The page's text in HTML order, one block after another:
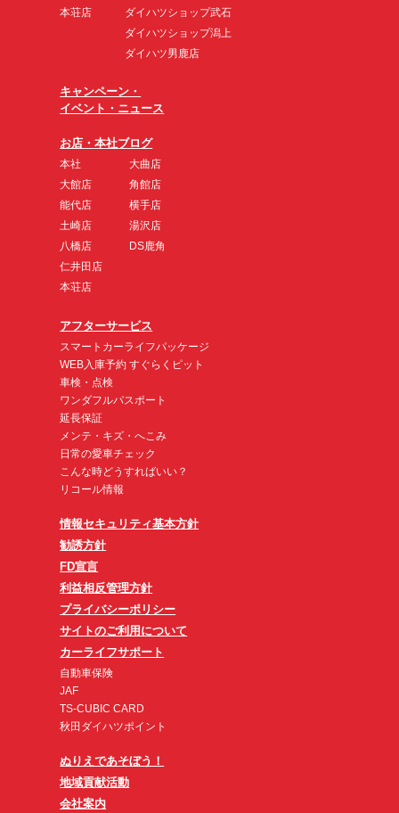
本荘店
ダイハツショップ武石
ダイハツショップ潟上
ダイハツ男鹿店
キャンペーン・
イベント・ニュース
お店・本社ブログ
本社
大館店
能代店
土崎店
八橋店
仁井田店
本荘店
大曲店
角館店
横手店
湯沢店
DS鹿角
アフターサービス
スマートカーライフパッケージ
WEB入庫予約 すぐらくピット
車検・点検
ワンダフルパスポート
延長保証
メンテ・キズ・へこみ
日常の愛車チェック
こんな時どうすればいい？
リコール情報
情報セキュリティ基本方針
勧誘方針
FD宣言
利益相反管理方針
プライバシーポリシー
サイトのご利用について
カーライフサポート
自動車保険
JAF
TS-CUBIC CARD
秋田ダイハツポイント
ぬりえであそぼう！
地域貢献活動
会社案内